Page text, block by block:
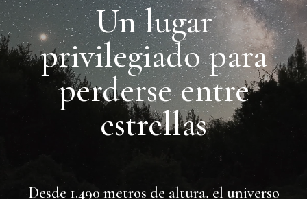
Un lugar
privilegiado para
perderse entre
estrellas
Desde 1.490 metros de altura, el universo